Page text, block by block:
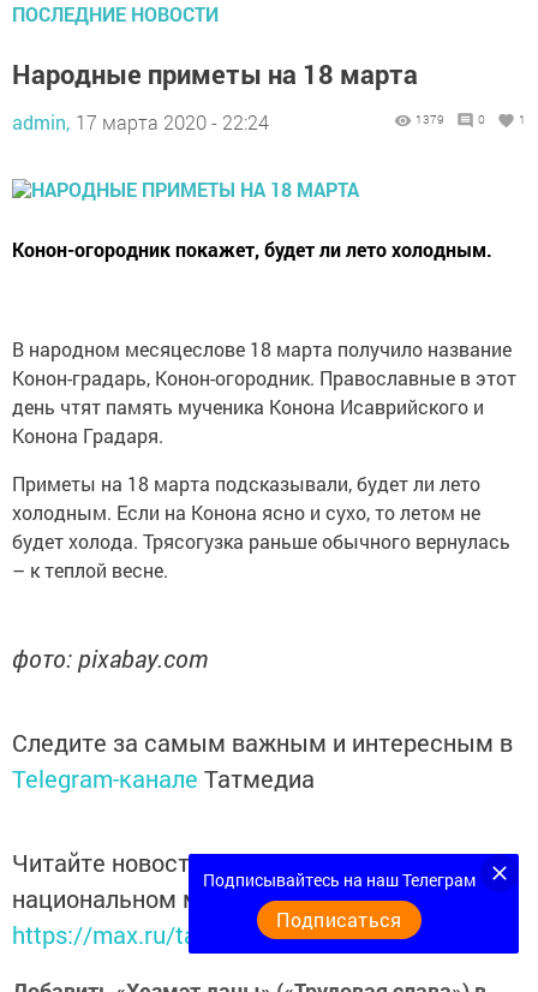
ПОСЛЕДНИЕ НОВОСТИ
Народные приметы на 18 марта
admin, 17 марта 2020 - 22:24 1379 0 1
Конон-огородник покажет, будет ли лето холодным.
В народном месяцеслове 18 марта получило название
Конон-градарь, Конон-огородник. Православные в этот
день чтят память мученика Конона Исаврийского и
Конона Градаря.
Приметы на 18 марта подсказывали, будет ли лето
холодным. Если на Конона ясно и сухо, то летом не
будет холода. Трясогузка раньше обычного вернулась
– к теплой весне.
фото: pixabay.com
Следите за самым важным и интересным в
Telegram-канале Татмедиа
Читайте новости Татарстана в
национальном мессенджере MАХ:
https://max.ru/tatmedia
Подписывайтесь на наш Телеграм
Подписаться